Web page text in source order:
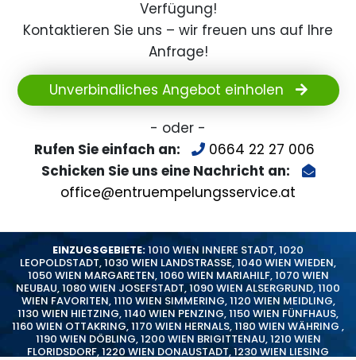
Verfügung!
Kontaktieren Sie uns – wir freuen uns auf Ihre
Anfrage!
Unverbindliches Angebot einholen
- oder -
Rufen Sie einfach an:
0664 22 27 006
Schicken Sie uns eine Nachricht an:
office@entruempelungsservice.at
EINZUGSGEBIETE:1010 WIEN INNERE STADT,1020
LEOPOLDSTADT,1030 WIEN LANDSTRASSE,1040 WIEN WIEDEN,
1050 WIEN MARGARETEN,1060 WIEN MARIAHILF,1070 WIEN
NEUBAU,1080 WIEN JOSEFSTADT,1090 WIEN ALSERGRUND,1100
WIEN FAVORITEN,1110 WIEN SIMMERING,1120 WIEN MEIDLING,
1130 WIEN HIETZING,1140 WIEN PENZING,1150 WIEN FÜNFHAUS,
1160 WIEN OTTAKRING,1170 WIEN HERNALS,1180 WIEN WÄHRING ,
1190 WIEN DÖBLING,1200 WIEN BRIGITTENAU,1210 WIEN
FLORIDSDORF,1220 WIEN DONAUSTADT,1230 WIEN LIESING